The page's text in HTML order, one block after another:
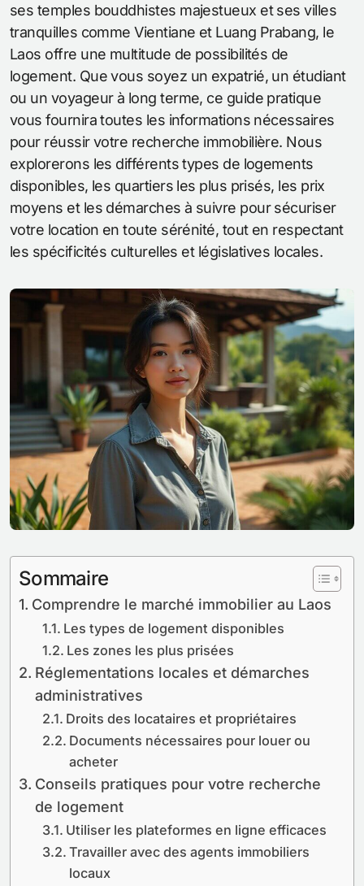
ses temples bouddhistes majestueux et ses villes
tranquilles comme Vientiane et Luang Prabang, le
Laos offre une multitude de possibilités de
logement. Que vous soyez un expatrié, un étudiant
ou un voyageur à long terme, ce guide pratique
vous fournira toutes les informations nécessaires
pour réussir votre recherche immobilière. Nous
explorerons les différents types de logements
disponibles, les quartiers les plus prisés, les prix
moyens et les démarches à suivre pour sécuriser
votre location en toute sérénité, tout en respectant
les spécificités culturelles et législatives locales.
Sommaire
Comprendre le marché immobilier au Laos
Les types de logement disponibles
Les zones les plus prisées
Réglementations locales et démarches
administratives
Droits des locataires et propriétaires
Documents nécessaires pour louer ou
acheter
Conseils pratiques pour votre recherche
de logement
Utiliser les plateformes en ligne efficaces
Travailler avec des agents immobiliers
locaux